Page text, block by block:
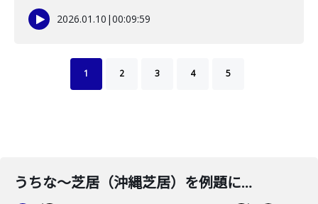
2026.01.10 |00:09:59
1 2 3 4 5
うちな～芝居（沖縄芝居）を例題にリスキリングを説明